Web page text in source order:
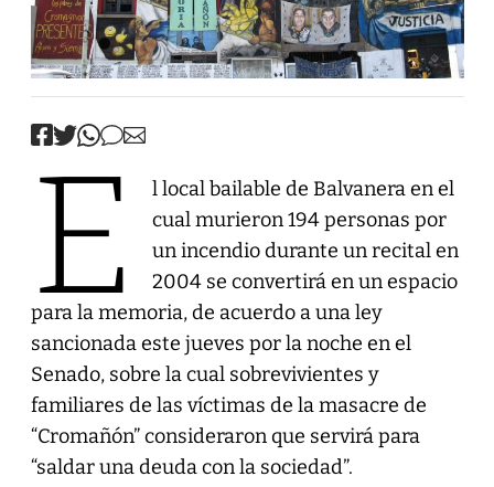
E
l local bailable de Balvanera en el
cual murieron 194 personas por
un incendio durante un recital en
2004 se convertirá en un espacio
para la memoria, de acuerdo a una ley
sancionada este jueves por la noche en el
Senado, sobre la cual sobrevivientes y
familiares de las víctimas de la masacre de
“Cromañón” consideraron que servirá para
“saldar una deuda con la sociedad”.